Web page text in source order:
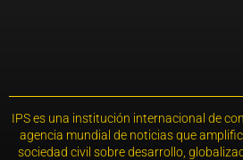
IPS es una institución internacional de
agencia mundial de noticias que
sociedad civil sobre desarrollo,